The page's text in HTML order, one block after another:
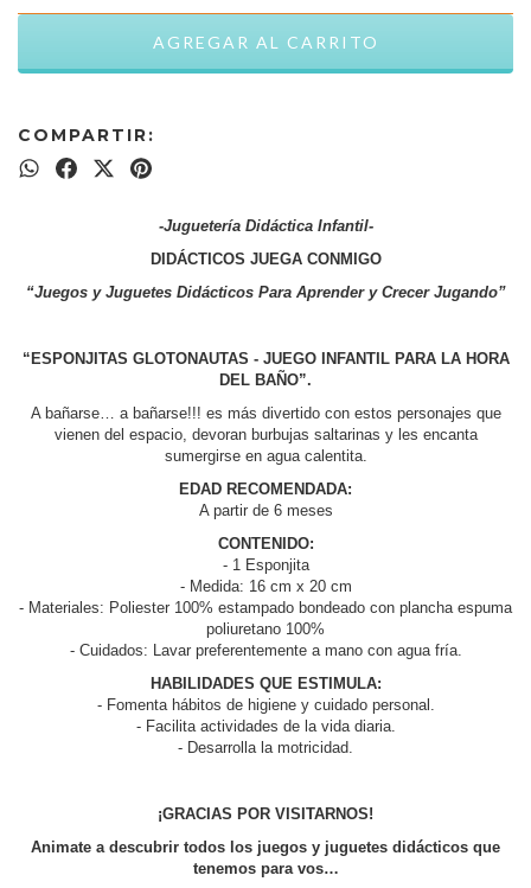
COMPARTIR:
-Juguetería Didáctica Infantil-
DIDÁCTICOS JUEGA CONMIGO
“Juegos y Juguetes Didácticos Para Aprender y Crecer Jugando”
“ESPONJITAS GLOTONAUTAS - JUEGO INFANTIL PARA LA HORA
DEL BAÑO”.
A bañarse… a bañarse!!! es más divertido con estos personajes que
vienen del espacio, devoran burbujas saltarinas y les encanta
sumergirse en agua calentita.
EDAD RECOMENDADA:
A partir de 6 meses
CONTENIDO:
- 1 Esponjita
- Medida: 16 cm x 20 cm
- Materiales: Poliester 100% estampado bondeado con plancha espuma
poliuretano 100%
- Cuidados: Lavar preferentemente a mano con agua fría.
HABILIDADES QUE ESTIMULA:
- Fomenta hábitos de higiene y cuidado personal.
- Facilita actividades de la vida diaria.
- Desarrolla la motricidad.
¡GRACIAS POR VISITARNOS!
Animate a descubrir todos los juegos y juguetes didácticos que
tenemos para vos…